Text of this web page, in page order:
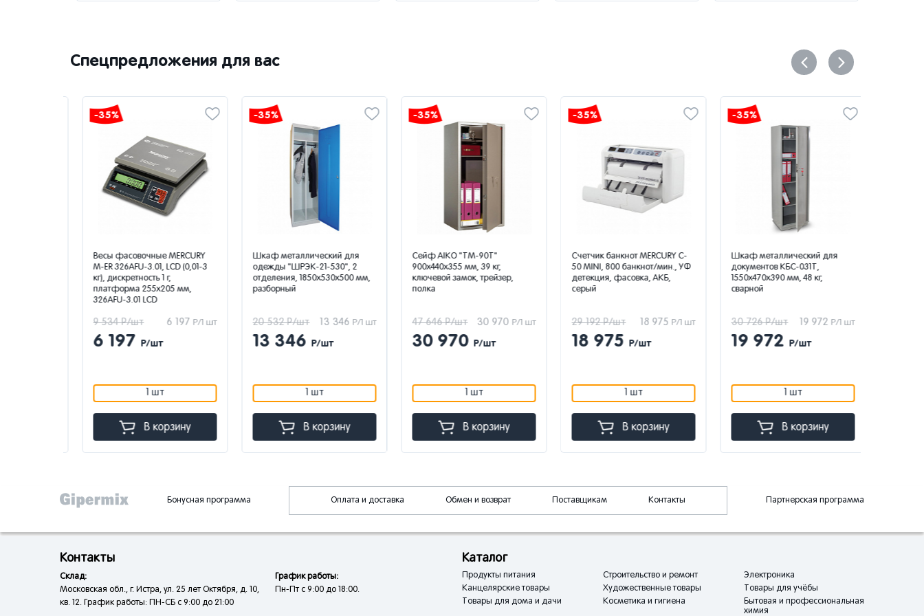
Спецпредложения для вас
-35%
Весы фасовочные MERCURY
M-ER 326AFU-3.01, LCD (0,01-3
кг), дискретность 1 г,
платформа 255x205 мм,
326AFU-3.01 LCD
6 197Р/1 шт
9 534 Р/шт
6 197Р/шт
1 шт
В корзину
-35%
Шкаф металлический для
одежды "ШРЭК-21-530", 2
отделения, 1850х530х500 мм,
разборный
13 346Р/1 шт
20 532 Р/шт
13 346Р/шт
1 шт
В корзину
-35%
Сейф AIKO "ТМ-90Т"
900х440х355 мм, 39 кг,
ключевой замок, трейзер,
полка
30 970Р/1 шт
47 646 Р/шт
30 970Р/шт
1 шт
В корзину
-35%
Счетчик банкнот MERCURY C-
50 MINI, 800 банкнот/мин., УФ
детекция, фасовка, АКБ,
серый
18 975Р/1 шт
29 192 Р/шт
18 975Р/шт
1 шт
В корзину
-35%
Шкаф металлический для
документов КБС-031Т,
1550х470х390 мм, 48 кг,
сварной
19 972Р/1 шт
30 726 Р/шт
19 972Р/шт
1 шт
В корзину
Бонусная программа Оплата и доставка Обмен и возврат Поставщикам Контакты Партнерская программа
Контакты
Склад:
Московская обл., г. Истра, ул. 25 лет Октября, д. 10,
кв. 12. График работы: ПН-СБ с 9:00 до 21:00
График работы:
Пн-Пт с 9:00 до 18:00.
Каталог
Продукты питания Строительство и ремонт
Электроника
Канцелярские товары
Художественные товары
Товары для учёбы
Товары для дома и дачи
Косметика и гигиена
Бытовая и профессиональная
химия